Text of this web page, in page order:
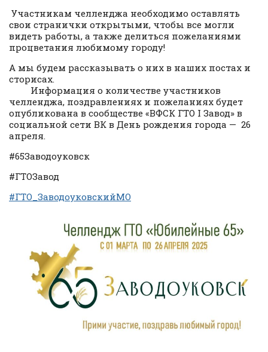
Участникам челленджа необходимо оставлять
свои странички открытыми, чтобы все могли
видеть работы, а также делиться пожеланиями
процветания любимому городу!
А мы будем рассказывать о них в наших постах и
сторисах.
Информация о количестве участников
челленджа, поздравлениях и пожеланиях будет
опубликована в сообществе «ВФСК ГТО I Завод» в
социальной сети ВК в День рождения города — 26
апреля.
#65Заводоуковск
#ГТОЗавод
#ГТО_ЗаводоуковскийМО